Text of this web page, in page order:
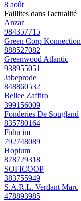
8 août
Faillites dans l'actualité
Anzar
984357715
Green Corp Konnection
888527082
Greenwood Atlantic
938955051
Jabeprode
848860532
Bellee Zaffiro
399156009
Fonderies De Sougland
835780164
Fiducim
792748089
Hopium
878729318
SOFICOOP
383755949
S.A.R.L. Verdant Marc
478893985